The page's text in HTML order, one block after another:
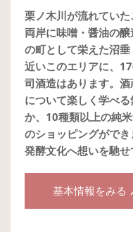
栗ノ木川が流れていた
両岸に味噌・醤油の
の町として栄えた沼
近いこのエリアに、
司酒造はあります。
について楽しく学べ
か、10種類以上の純
のショッピングがで
発酵文化へ想いを馳せ
基本情報をみる